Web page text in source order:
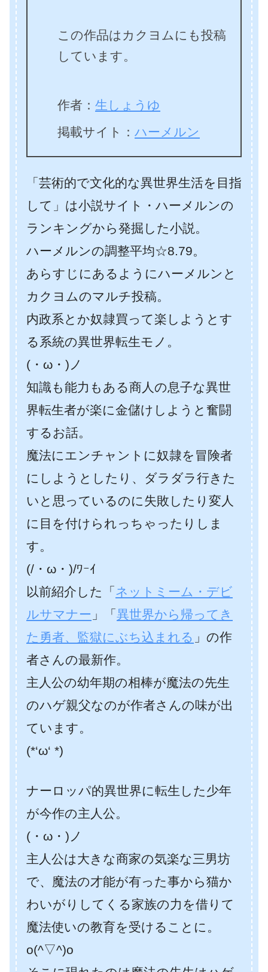
この作品はカクヨムにも投稿
しています。
作者： 生しょうゆ
掲載サイト： ハーメルン
「芸術的で文化的な異世界生活を目指
して」は小説サイト・ハーメルンの
ランキングから発掘した小説。
ハーメルンの調整平均☆8.79。
あらすじにあるようにハーメルンと
カクヨムのマルチ投稿。
内政系とか奴隷買って楽しようとす
る系統の異世界転生モノ。
(・ω・)ノ
知識も能力もある商人の息子な異世
界転生者が楽に金儲けしようと奮闘
するお話。
魔法にエンチャントに奴隷を冒険者
にしようとしたり、ダラダラ行きた
いと思っているのに失敗したり変人
に目を付けられっちゃったりしま
す。
(/・ω・)/ﾜｰｲ
以前紹介した「 ネットミーム・デビ
ルサマナー 」「 異世界から帰ってき
た勇者、監獄にぶち込まれる 」の作
者さんの最新作。
主人公の幼年期の相棒が魔法の先生
のハゲ親父なのが作者さんの味が出
ています。
(*‘ω‘ *)
ナーロッパ的異世界に転生した少年
が今作の主人公。
(・ω・)ノ
主人公は大きな商家の気楽な三男坊
で、魔法の才能が有った事から猫か
わいがりしてくる家族の力を借りて
魔法使いの教育を受けることに。
o(^▽^)o